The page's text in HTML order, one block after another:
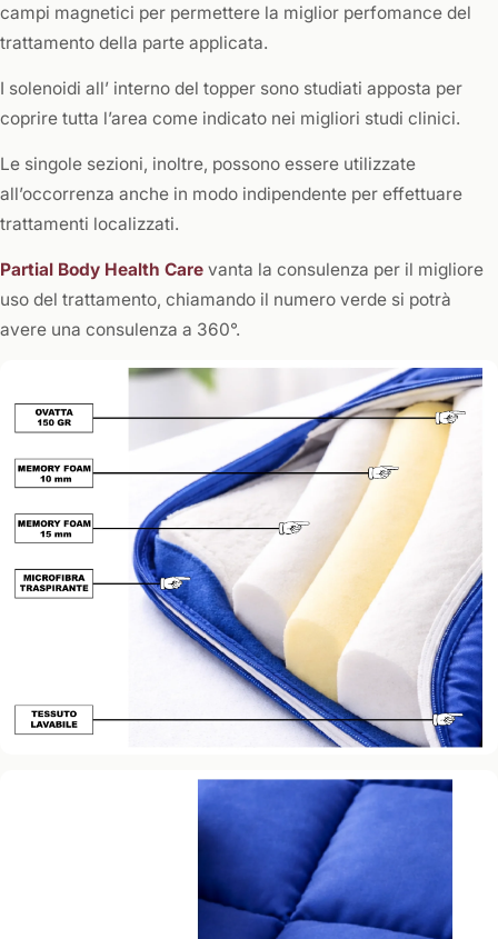
campi magnetici per permettere la miglior perfomance del
trattamento della parte applicata.
I solenoidi all’ interno del topper sono studiati apposta per
coprire tutta l’area come indicato nei migliori studi clinici.
Le singole sezioni, inoltre, possono essere utilizzate
all’occorrenza anche in modo indipendente per effettuare
trattamenti localizzati.
Partial Body Health Care vanta la consulenza per il migliore
uso del trattamento, chiamando il numero verde si potrà
avere una consulenza a 360°.